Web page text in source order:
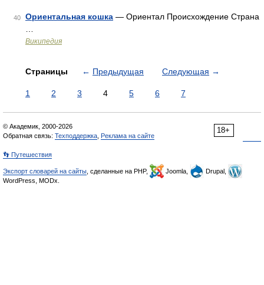
40 Ориентальная кошка — Ориентал Происхождение Страна
Википедия
Страницы ← Предыдущая Следующая →
1 2 3 4 5 6 7
18+
© Академик, 2000-2026
Обратная связь: Техподдержка Реклама на сайте
👣 Путешествия
Экспорт словарей на сайты , сделанные на PHP, Joomla,
Drupal,
WordPress, MODx.